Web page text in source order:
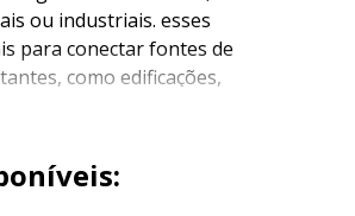
ou industriais. esses
para conectar fontes de
como edificações,
projetos de
elétricas e garantir a